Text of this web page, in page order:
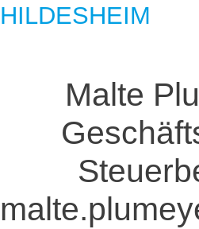
HILDESHEIM
Malte